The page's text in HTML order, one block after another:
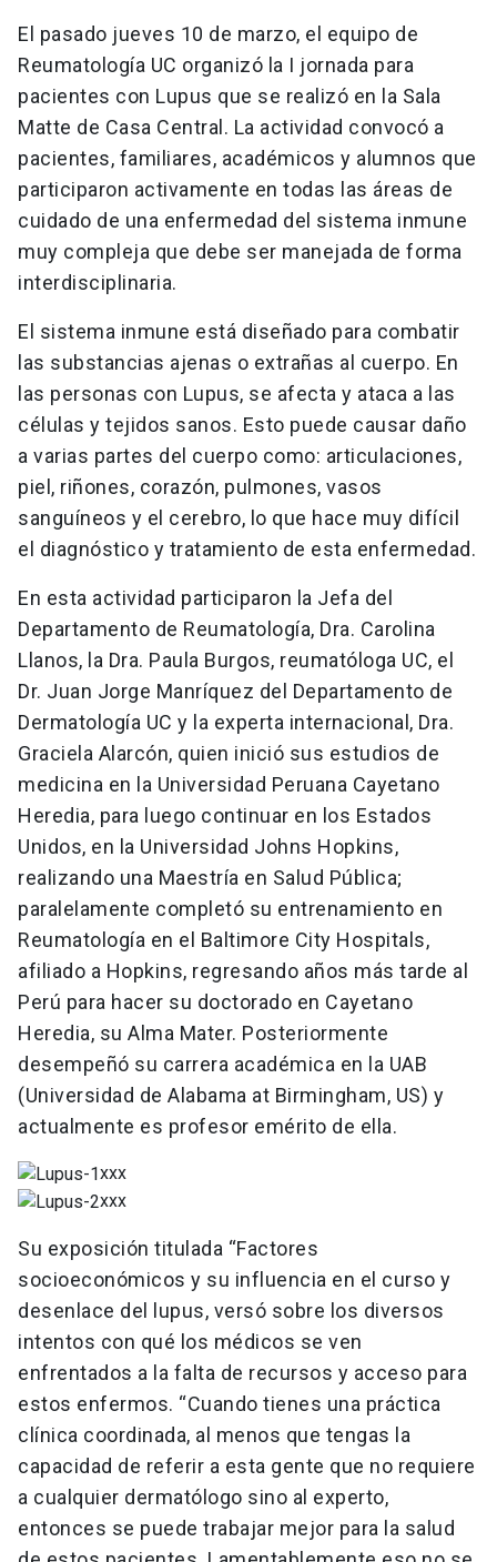
El pasado jueves 10 de marzo, el equipo de
Reumatología UC organizó la I jornada para
pacientes con Lupus que se realizó en la Sala
Matte de Casa Central. La actividad convocó a
pacientes, familiares, académicos y alumnos que
participaron activamente en todas las áreas de
cuidado de una enfermedad del sistema inmune
muy compleja que debe ser manejada de forma
interdisciplinaria.
El sistema inmune está diseñado para combatir
las substancias ajenas o extrañas al cuerpo. En
las personas con Lupus, se afecta y ataca a las
células y tejidos sanos. Esto puede causar daño
a varias partes del cuerpo como: articulaciones,
piel, riñones, corazón, pulmones, vasos
sanguíneos y el cerebro, lo que hace muy difícil
el diagnóstico y tratamiento de esta enfermedad.
En esta actividad participaron la Jefa del
Departamento de Reumatología, Dra. Carolina
Llanos, la Dra. Paula Burgos, reumatóloga UC, el
Dr. Juan Jorge Manríquez del Departamento de
Dermatología UC y la experta internacional, Dra.
Graciela Alarcón, quien inició sus estudios de
medicina en la Universidad Peruana Cayetano
Heredia, para luego continuar en los Estados
Unidos, en la Universidad Johns Hopkins,
realizando una Maestría en Salud Pública;
paralelamente completó su entrenamiento en
Reumatología en el Baltimore City Hospitals,
afiliado a Hopkins, regresando años más tarde al
Perú para hacer su doctorado en Cayetano
Heredia, su Alma Mater. Posteriormente
desempeñó su carrera académica en la UAB
(Universidad de Alabama at Birmingham, US) y
actualmente es profesor emérito de ella.
xxx
xxx
Su exposición titulada “Factores
socioeconómicos y su influencia en el curso y
desenlace del lupus, versó sobre los diversos
intentos con qué los médicos se ven
enfrentados a la falta de recursos y acceso para
estos enfermos. “Cuando tienes una práctica
clínica coordinada, al menos que tengas la
capacidad de referir a esta gente que no requiere
a cualquier dermatólogo sino al experto,
entonces se puede trabajar mejor para la salud